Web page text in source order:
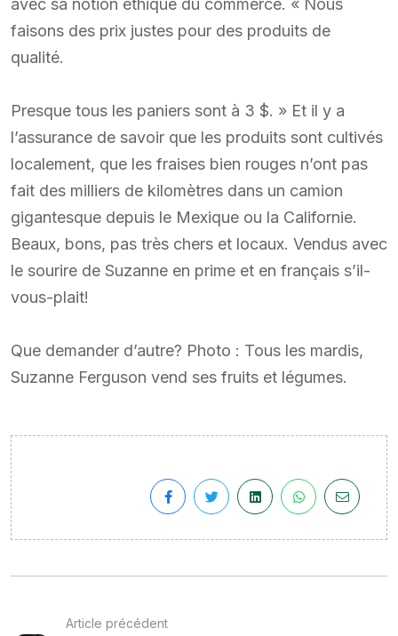
faisons des prix justes pour des produits de
qualité.
Presque tous les paniers sont à 3 $. » Et il y a
l’assurance de savoir que les produits sont cultivés
localement, que les fraises bien rouges n’ont pas
fait des milliers de kilomètres dans un camion
gigantesque depuis le Mexique ou la Californie.
Beaux, bons, pas très chers et locaux. Vendus avec
le sourire de Suzanne en prime et en français s’il-
vous-plait!
Que demander d’autre? Photo : Tous les mardis,
Suzanne Ferguson vend ses fruits et légumes.
Article précédent